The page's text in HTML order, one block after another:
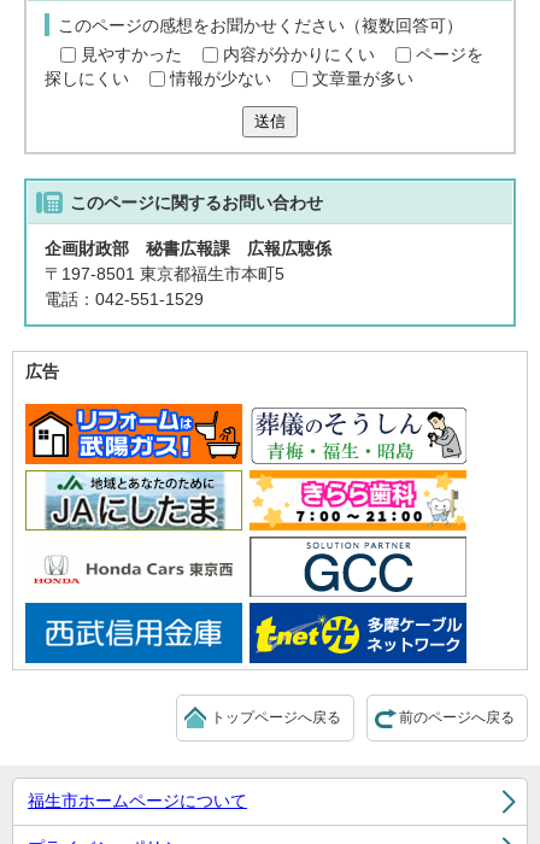
このページの感想をお聞かせください（複数回答可）
見やすかった
内容が分かりにくい
ページを
探しにくい
情報が少ない 文章量が多い
送信
このページに関するお問い合わせ
企画財政部 秘書広報課 広報広聴係
〒197-8501 東京都福生市本町5
電話：042-551-1529
広告
前のページへ戻る
トップページへ戻る
福生市ホームページについて